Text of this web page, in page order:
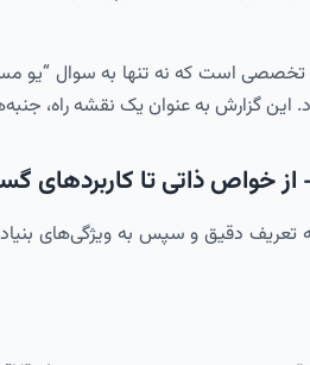
است که نه تنها به سوال “یو
این گزارش به عنوان یک نقشه راه،
ذاتی تا کاربردهای
تعریف دقیق و سپس به ویژگی‌های